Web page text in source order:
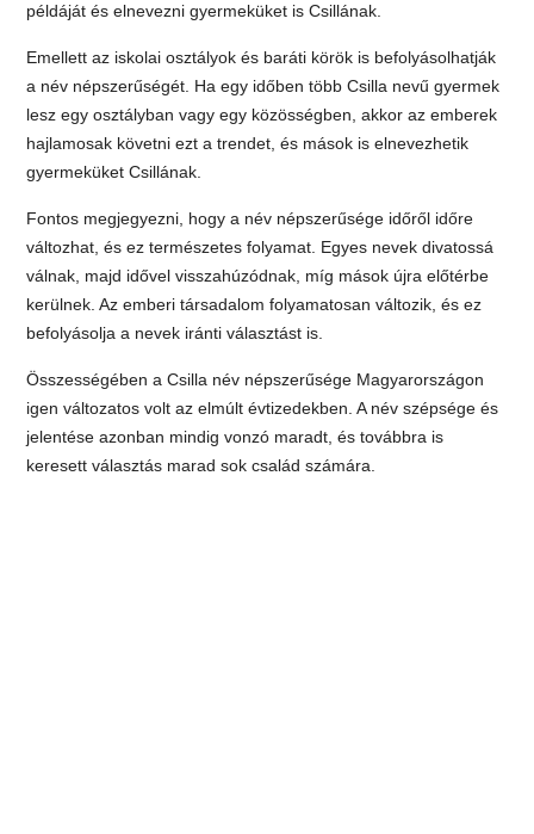
példáját és elnevezni gyermeküket is Csillának.
Emellett az iskolai osztályok és baráti körök is befolyásolhatják
a név népszerűségét. Ha egy időben több Csilla nevű gyermek
lesz egy osztályban vagy egy közösségben, akkor az emberek
hajlamosak követni ezt a trendet, és mások is elnevezhetik
gyermeküket Csillának.
Fontos megjegyezni, hogy a név népszerűsége időről időre
változhat, és ez természetes folyamat. Egyes nevek divatossá
válnak, majd idővel visszahúzódnak, míg mások újra előtérbe
kerülnek. Az emberi társadalom folyamatosan változik, és ez
befolyásolja a nevek iránti választást is.
Összességében a Csilla név népszerűsége Magyarországon
igen változatos volt az elmúlt évtizedekben. A név szépsége és
jelentése azonban mindig vonzó maradt, és továbbra is
keresett választás marad sok család számára.